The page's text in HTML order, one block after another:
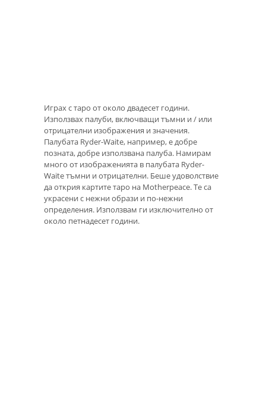
Играх с таро от около двадесет години.
Използвах палуби, включващи тъмни и / или
отрицателни изображения и значения.
Палубата Ryder-Waite, например, е добре
позната, добре използвана палуба. Намирам
много от изображенията в палубата Ryder-
Waite тъмни и отрицателни. Беше удоволствие
да открия картите таро на Motherpeace. Те са
украсени с нежни образи и по-нежни
определения. Използвам ги изключително от
около петнадесет години.